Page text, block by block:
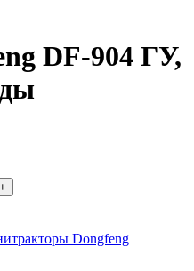
DF-904 ГУ,
Dongfeng